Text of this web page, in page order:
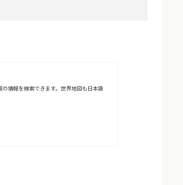
情報を検索できます。世界地図も日本語